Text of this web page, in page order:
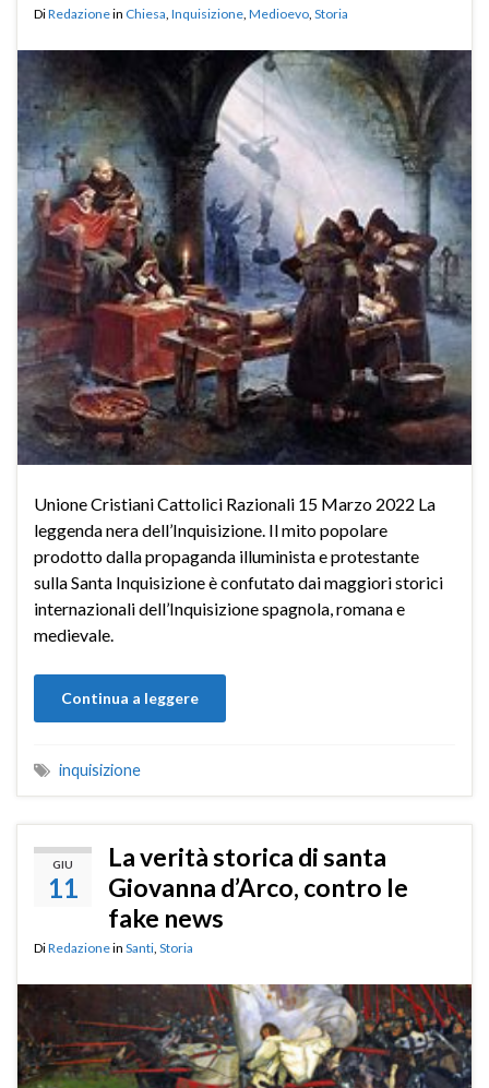
DiRedazionein Chiesa Inquisizione Medioevo Storia
Unione Cristiani Cattolici Razionali 15 Marzo 2022 La
leggenda nera dell’Inquisizione. Il mito popolare
prodotto dalla propaganda illuminista e protestante
sulla Santa Inquisizione è confutato dai maggiori storici
internazionali dell’Inquisizione spagnola, romana e
medievale.
Continua a leggere
inquisizione
GIU
11
La verità storica di santa
Giovanna d’Arco, contro le
fake news
DiRedazionein Santi Storia